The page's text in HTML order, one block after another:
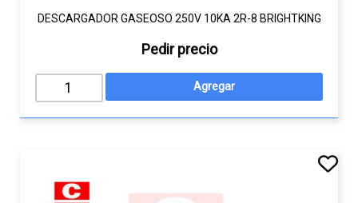
DESCARGADOR GASEOSO 250V 10KA 2R-8 BRIGHTKING
Pedir precio